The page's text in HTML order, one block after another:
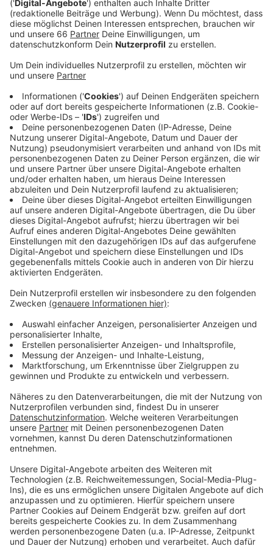
19:30 Uhr beim Vizemeister Wolfsburg zu Gast.
Veröffentlicht:Freitag, 17.09.2021 05:18
Anzeige
Am Sonntag (19. September) können die Fans die
Mannschaft dann wieder im Dome nach vorne
peitschen. Ab 16:30 Uhr ist Schwenningen zu Gast.
Dieses Spiel könnt ihr auch wieder live hier bei Antenne
Düsseldorf hören. Genauso wie natürlich die Partie der
Fortuna am Samstag (18. September). Die empfängt
ab 13:30 Uhr den Tabellenführer Regensburg in der
Arena. Die Fortuna will nach dem wichtigen Sieg in Aue
eine kleine Serie starten und peilt die obere Hälfte der
Tabelle an. Aktuell liegt das Team von Trainer Christian
Preußer auf Platz 12.
Anzeige
Weitere Infos der Clubs:
Anzeige
So berichtet die Fortuna
So berichtet die DEG
Anzeige